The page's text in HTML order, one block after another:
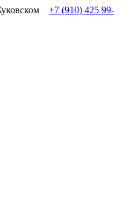
+7 (910) 425 99-